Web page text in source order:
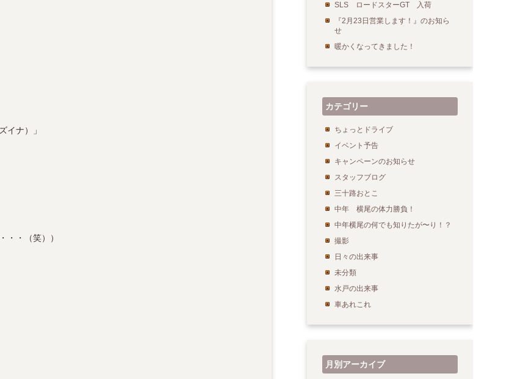
イナ）」
・・（笑））
SLS ロードスターGT 入荷
『2月23日営業します！』のお知ら
せ
暖かくなってきました！
カテゴリー
ちょっとドライブ
イベント予告
キャンペーンのお知らせ
スタッフブログ
三十路おとこ
中年 横尾の体力勝負！
中年横尾の何でも知りたが〜り！？
撮影
日々の出来事
未分類
水戸の出来事
車あれこれ
月別アーカイブ